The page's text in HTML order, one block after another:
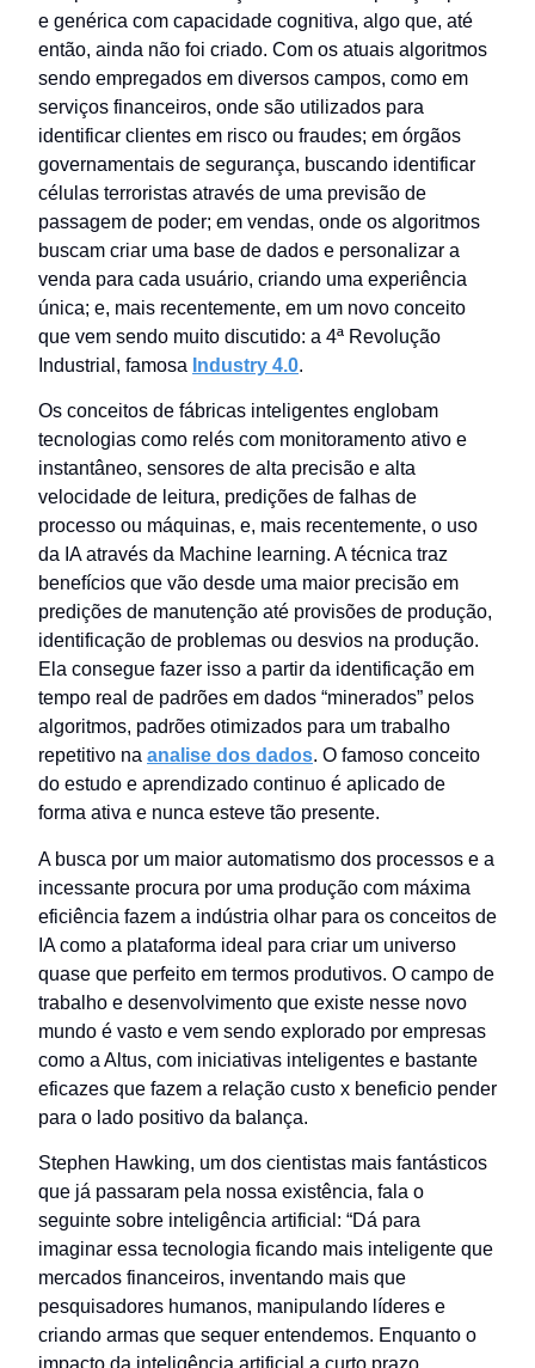
e genérica com capacidade cognitiva, algo que, até
então, ainda não foi criado. Com os atuais algoritmos
sendo empregados em diversos campos, como em
serviços financeiros, onde são utilizados para
identificar clientes em risco ou fraudes; em órgãos
governamentais de segurança, buscando identificar
células terroristas através de uma previsão de
passagem de poder; em vendas, onde os algoritmos
buscam criar uma base de dados e personalizar a
venda para cada usuário, criando uma experiência
única; e, mais recentemente, em um novo conceito
que vem sendo muito discutido: a 4ª Revolução
Industrial, famosa Industry 4.0.
Os conceitos de fábricas inteligentes englobam
tecnologias como relés com monitoramento ativo e
instantâneo, sensores de alta precisão e alta
velocidade de leitura, predições de falhas de
processo ou máquinas, e, mais recentemente, o uso
da IA através da Machine learning. A técnica traz
benefícios que vão desde uma maior precisão em
predições de manutenção até provisões de produção,
identificação de problemas ou desvios na produção.
Ela consegue fazer isso a partir da identificação em
tempo real de padrões em dados “minerados” pelos
algoritmos, padrões otimizados para um trabalho
repetitivo na analise dos dados. O famoso conceito
do estudo e aprendizado continuo é aplicado de
forma ativa e nunca esteve tão presente.
A busca por um maior automatismo dos processos e a
incessante procura por uma produção com máxima
eficiência fazem a indústria olhar para os conceitos de
IA como a plataforma ideal para criar um universo
quase que perfeito em termos produtivos. O campo de
trabalho e desenvolvimento que existe nesse novo
mundo é vasto e vem sendo explorado por empresas
como a Altus, com iniciativas inteligentes e bastante
eficazes que fazem a relação custo x beneficio pender
para o lado positivo da balança.
Stephen Hawking, um dos cientistas mais fantásticos
que já passaram pela nossa existência, fala o
seguinte sobre inteligência artificial: “Dá para
imaginar essa tecnologia ficando mais inteligente que
mercados financeiros, inventando mais que
pesquisadores humanos, manipulando líderes e
criando armas que sequer entendemos. Enquanto o
impacto da inteligência artificial a curto prazo